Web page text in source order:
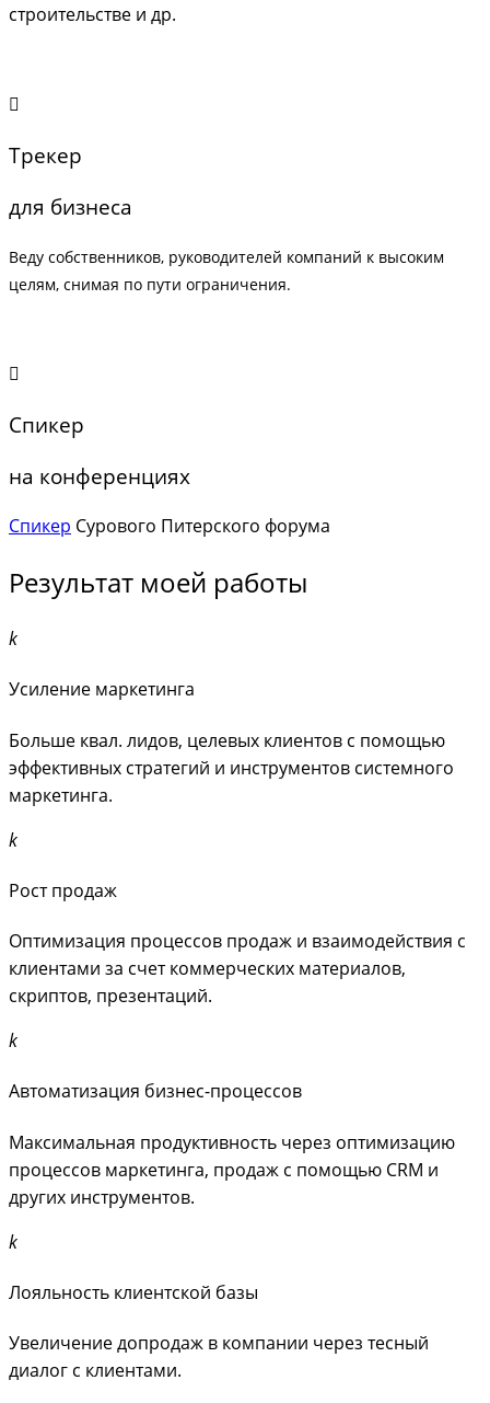
строительстве и др.
Трекер
для бизнеса
Веду собственников, руководителей компаний к высоким
целям, снимая по пути ограничения.
Спикер
на конференциях
Спикер Сурового Питерского форума
Результат моей работы
Усиление маркетинга
Больше квал. лидов, целевых клиентов с помощью
эффективных стратегий и инструментов системного
маркетинга.
Рост продаж
Оптимизация процессов продаж и взаимодействия с
клиентами за счет коммерческих материалов,
скриптов, презентаций.
Автоматизация бизнес-процессов
Максимальная продуктивность через оптимизацию
процессов маркетинга, продаж с помощью CRM и
других инструментов.
Лояльность клиентской базы
Увеличение допродаж в компании через тесный
диалог с клиентами.